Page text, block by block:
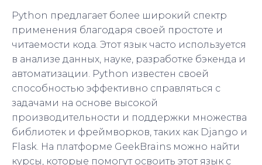
Python предлагает более широкий спектр
применения благодаря своей простоте и
читаемости кода. Этот язык часто используется
в анализе данных, науке, разработке бэкенда и
автоматизации. Python известен своей
способностью эффективно справляться с
задачами на основе высокой
производительности и поддержки множества
библиотек и фреймворков, таких как Django и
Flask. На платформе GeekBrains можно найти
курсы, которые помогут освоить этот язык с